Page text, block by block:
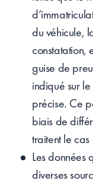
du véhicule,
constatation,
guise de
indiqué sur
précise. Ce
biais de
traitent le
Les données
diverses